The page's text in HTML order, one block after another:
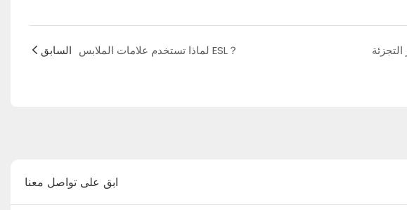
السابق لماذا تستخدم علامات الملابس ESL？
ابق على تواصل معنا